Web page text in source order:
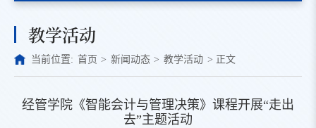
教学活动
当前位置: 首页 > 新闻动态 > 教学活动 > 正文
经管学院《智能会计与管理决策》课程开展“走出
去”主题活动